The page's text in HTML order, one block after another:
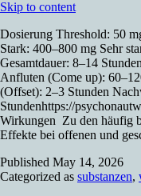
Skip to content
Dosierung Threshold: 50
Stark: 400–800 mg Sehr
Gesamtdauer: 8–14
Anfluten (Come up):
(Offset): 2–3 Stunden
Stundenhttps://
Wirkungen Zu den häufig
Effekte bei offenen und
Published May 14, 2026
Categorized as substanzen,